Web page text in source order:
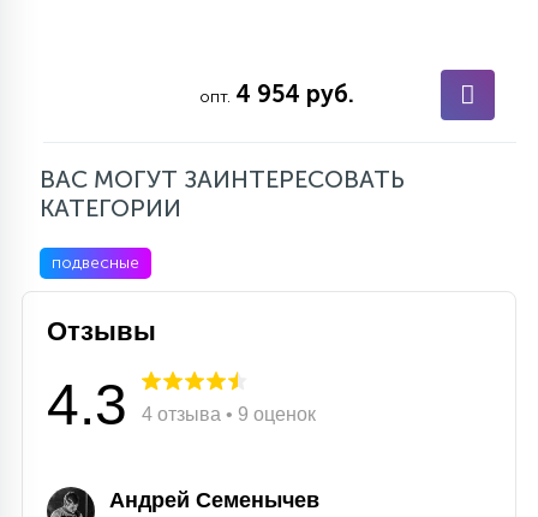
опт. 4 954 руб.
ВАС МОГУТ ЗАИНТЕРЕСОВАТЬ
КАТЕГОРИИ
подвесные
Отзывы
4.3 4 отзыва • 9 оценок
Андрей Семенычев